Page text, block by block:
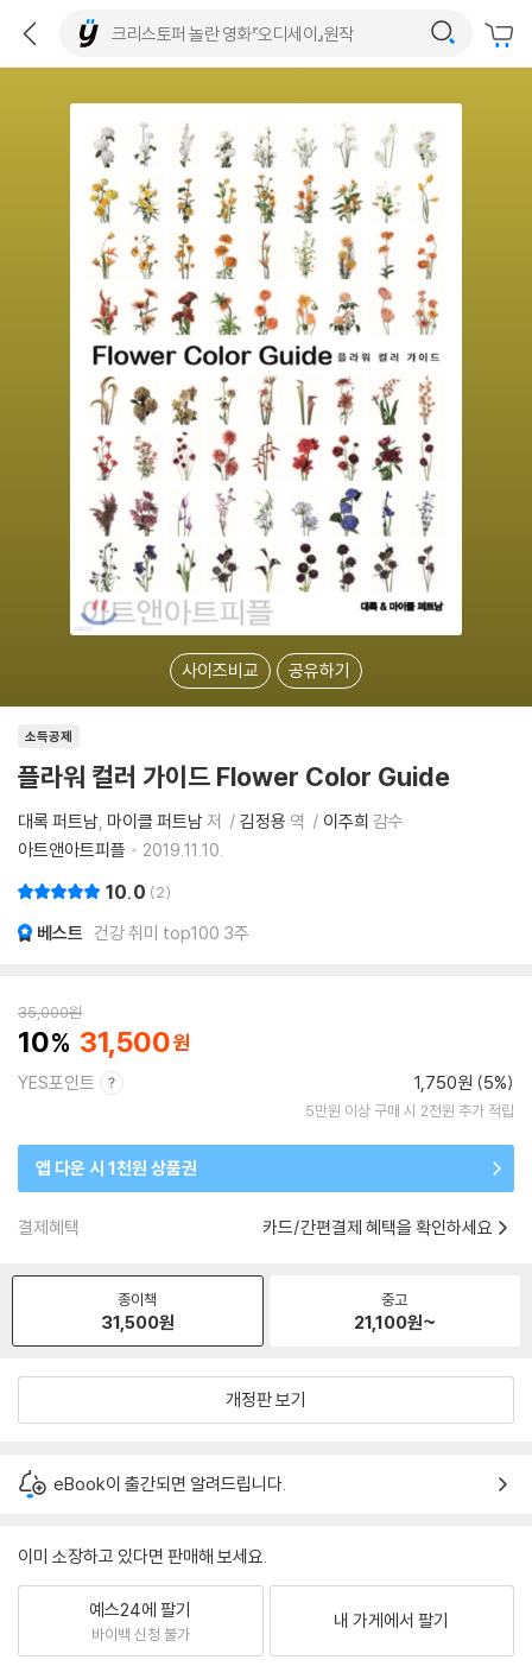
사이즈비교 공유하기
소득공제
플라워 컬러 가이드 Flower Color Guide
대록 퍼트남 마이클 퍼트남저 김정용 역 이주희 감수
아트앤아트피플
2019.11.10.
10.0 2
베스트 건강 취미 top100 3주
35,000원
10 31,500
YES포인트 1,750원 (5%)
5만원 이상 구매 시 2천원 추가 적립
앱 다운 시 1천원 상품권
결제혜택 카드/간편결제 혜택을 확인하세요
종이책
31,500원
중고
21,100원~
개정판 보기
eBook이 출간되면 알려드립니다.
이미 소장하고 있다면 판매해 보세요.
예스24에 팔기
바이백 신청 불가
내 가게에서 팔기